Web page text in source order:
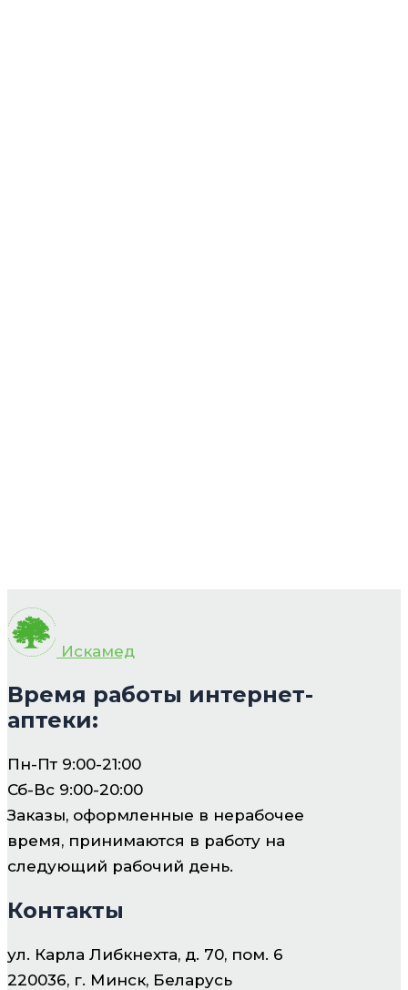
Искамед
Время работы интернет-
аптеки:
Пн-Пт 9:00-21:00
Сб-Вс 9:00-20:00
Заказы, оформленные в нерабочее
время, принимаются в работу на
следующий рабочий день.
Контакты
ул. Карла Либкнехта, д. 70, пом. 6
220036, г. Минск, Беларусь